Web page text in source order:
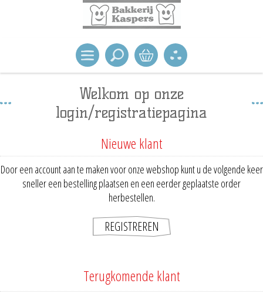
Welkom op onze
login/registratiepagina
Nieuwe klant
Door een account aan te maken voor onze webshop kunt u de volgende keer
sneller een bestelling plaatsen en een eerder geplaatste order
herbestellen.
Terugkomende klant